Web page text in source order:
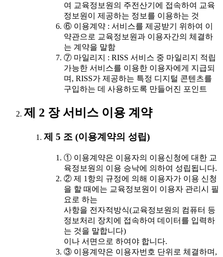
여 교육정보원의 주전산기에 접속하여 교육
정보원이 제공하는 정보를 이용하는 것
⑥ 이용계약 : 서비스를 제공받기 위하여 이
약관으로 교육정보원과 이용자간의 체결하
는 계약을 말함
⑦ 마일리지 : RISS 서비스 중 마일리지 적립
가능한 서비스를 이용한 이용자에게 지급되
며, RISS가 제공하는 특정 디지털 콘텐츠를
구입하는 데 사용하도록 만들어진 포인트
제 2 장 서비스 이용 계약
제 5 조 (이용계약의 성립)
① 이용계약은 이용자의 이용신청에 대한 교
육정보원의 이용 승낙에 의하여 성립됩니다.
② 제 1항의 규정에 의해 이용자가 이용 신청
을 할 때에는 교육정보원이 이용자 관리시 필
요로 하는
사항을 전자적방식(교육정보원의 컴퓨터 등
정보처리 장치에 접속하여 데이터를 입력하
는 것을 말합니다)
이나 서면으로 하여야 합니다.
③ 이용계약은 이용자번호 단위로 체결하며,